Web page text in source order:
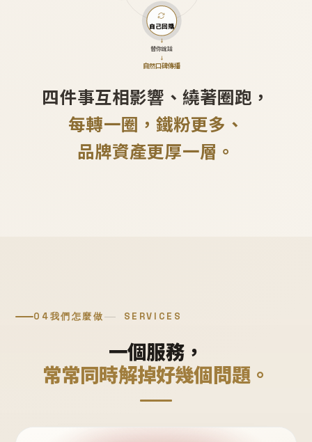
自己回購
↓
替你說話
↓
自然口碑傳播
四件事互相影響、繞著圈跑，
每轉一圈，鐵粉更多、
品牌資產更厚一層。
04我們怎麼做 SERVICES
一個服務，
常常同時解掉好幾個問題。